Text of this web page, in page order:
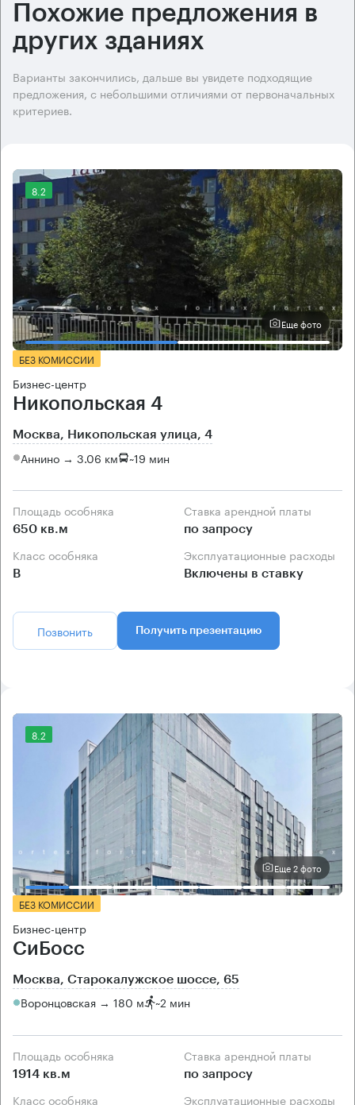
Похожие предложения в
других зданиях
Варианты закончились, дальше вы увидете подходящие
предложения, с небольшими отличиями от первоначальных
критериев.
8.2
Еще фото
БЕЗ КОМИССИИ
Бизнес-центр
Никопольская 4
Москва, Никопольская улица, 4
Аннино → 3.06 км ~19 мин
Площадь особняка
650 кв.м
Ставка арендной платы
по запросу
Класс особняка
B
Эксплуатационные расходы
Включены в ставку
Позвонить Получить презентацию
8.2
Еще 2 фото
БЕЗ КОМИССИИ
Бизнес-центр
СиБосс
Москва, Старокалужское шоссе, 65
Воронцовская → 180 м ~2 мин
Площадь особняка
1914 кв.м
Ставка арендной платы
по запросу
Класс особняка Эксплуатационные расходы